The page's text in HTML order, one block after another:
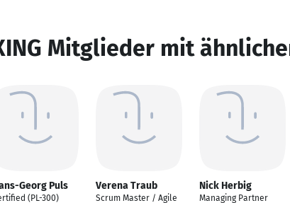
Mitglieder mit
Georg Puls
(PL-300)
Verena Traub
Scrum Master / Agile
Nick Herbig
Managing Partner